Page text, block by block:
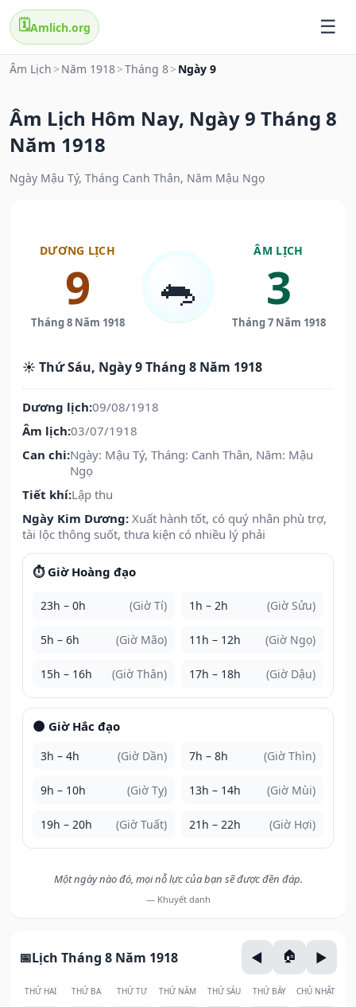
🗓️Amlich.org
Âm Lịch > Năm 1918>Tháng 8> Ngày 9
Âm Lịch Hôm Nay, Ngày 9 Tháng 8
Năm 1918
Ngày Mậu Tý, Tháng Canh Thân, Năm Mậu Ngọ
DƯƠNG LỊCH
9
Tháng 8 Năm 1918
🐀
ÂM LỊCH
3
Tháng 7 Năm 1918
☀️ Thứ Sáu, Ngày 9 Tháng 8 Năm 1918
Dương lịch:09/08/1918
Âm lịch:03/07/1918
Can chi:Ngày: Mậu Tý, Tháng: Canh Thân, Năm: Mậu
Ngọ
Tiết khí:Lập thu
Ngày Kim Dương: Xuất hành tốt, có quý nhân phù trợ,
tài lộc thông suốt, thưa kiện có nhiều lý phải
⏱️ Giờ Hoàng đạo
23h – 0h (Giờ Tí) 1h – 2h (Giờ Sửu)
5h – 6h (Giờ Mão) 11h – 12h (Giờ Ngọ)
15h – 16h (Giờ Thân) 17h – 18h (Giờ Dậu)
🌑 Giờ Hắc đạo
3h – 4h (Giờ Dần) 7h – 8h (Giờ Thìn)
9h – 10h (Giờ Tỵ) 13h – 14h (Giờ Mùi)
19h – 20h (Giờ Tuất) 21h – 22h (Giờ Hợi)
Một ngày nào đó, mọi nỗ lực của bạn sẽ được đền đáp.
— Khuyết danh
Lịch Tháng 8 Năm 1918
THỨ HAI THỨ BA THỨ TƯ THỨ NĂM THỨ SÁU THỨ BẢY CHỦ NHẬT